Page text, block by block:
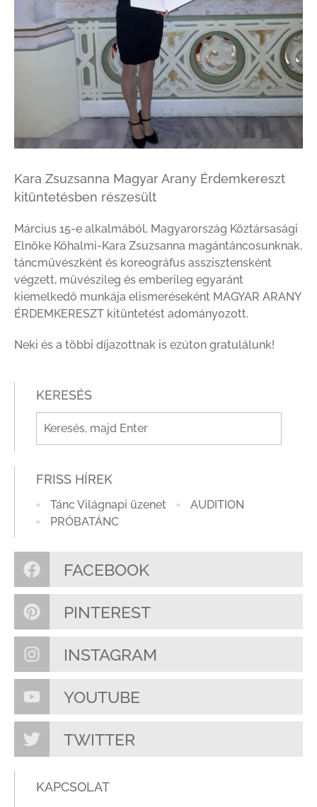
Kara Zsuzsanna Magyar Arany Érdemkereszt
kitüntetésben részesült
Március 15-e alkalmából, Magyarország Köztársasági
Elnöke Kőhalmi-Kara Zsuzsanna magántáncosunknak,
táncművészként és koreográfus asszisztensként
végzett, művészileg és emberileg egyaránt
kiemelkedő munkája elismeréseként MAGYAR ARANY
ÉRDEMKERESZT kitüntetést adományozott.
Neki és a többi díjazottnak is ezúton gratulálunk!
KERESÉS
FRISS HÍREK
Tánc Világnapi üzenet
AUDITION
PRÓBATÁNC
FACEBOOK
PINTEREST
INSTAGRAM
YOUTUBE
TWITTER
KAPCSOLAT